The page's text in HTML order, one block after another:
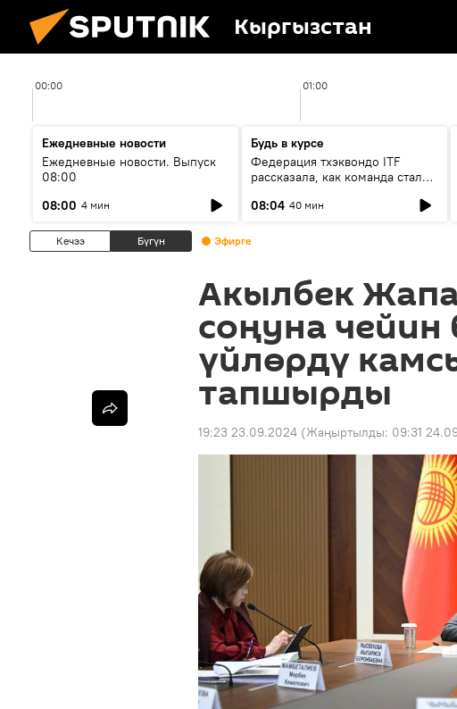
Кыргызстан
00:00 01:00
Ежедневные новости
Ежедневные новости. Выпуск
08:00
08:00 4 мин
Будь в курсе
Федерация тхэквондо ITF
рассказала, как команда стала
08:04 40 мин
Кечээ Бүгүн Эфирге
Акылбек
соңуна
үйлөрдү
тапшырды
19:23 23.09.2024 (Жаңыртылды: 09:31